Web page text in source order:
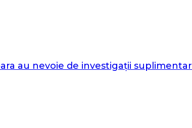
au nevoie de investigații